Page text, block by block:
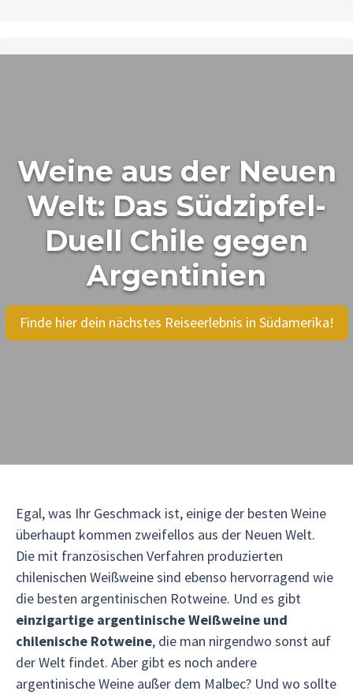
Weine aus der Neuen
Welt: Das Südzipfel-
Duell Chile gegen
Argentinien
Finde hier dein nächstes Reiseerlebnis in Südamerika!
Egal, was Ihr Geschmack ist, einige der besten Weine
überhaupt kommen zweifellos aus der Neuen Welt.
Die mit französischen Verfahren produzierten
chilenischen Weißweine sind ebenso hervorragend wie
die besten argentinischen Rotweine. Und es gibt
einzigartige argentinische Weißweine und
chilenische Rotweine, die man nirgendwo sonst auf
der Welt findet. Aber gibt es noch andere
argentinische Weine außer dem Malbec? Und wo sollte